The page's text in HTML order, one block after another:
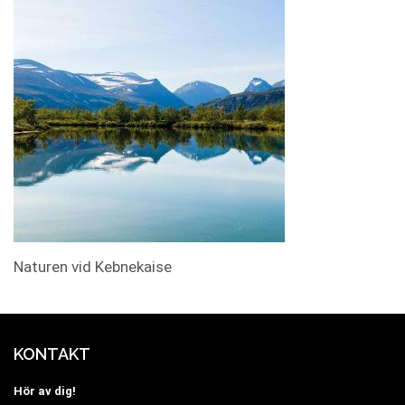
Naturen vid Kebnekaise
KONTAKT
Hör av dig!